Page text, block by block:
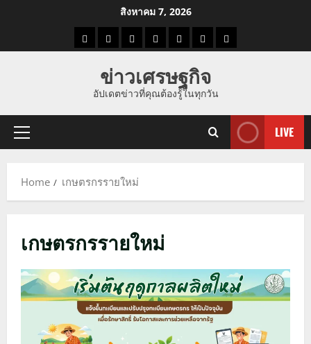
สิงหาคม 7, 2026
ราคาแนว
ราคา
ทอง
ข่าว
นี้
ข่าว
ดูด
ที่
ผู้ชาย
ข่าวเศรษฐกิจ
อัปเดตข่าวที่คุณต้องรู้ในทุกวัน
Primary
LIVE
Home เกษตรกรรายใหม่
เกษตรกรรายใหม่